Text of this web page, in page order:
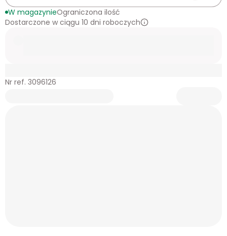
W magazynieOgraniczona ilość
Dostarczone w ciągu 10 dni roboczych
Nr ref. 3096126